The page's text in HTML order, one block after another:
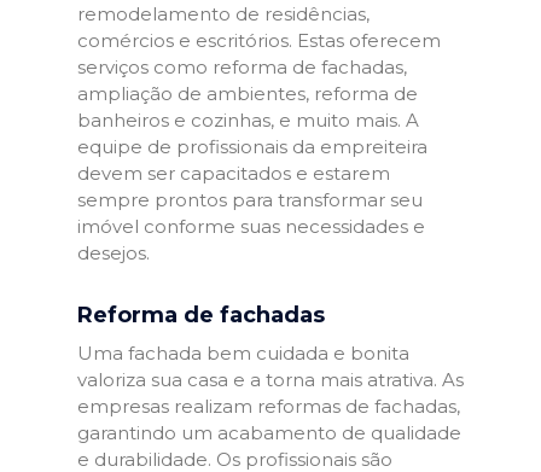
remodelamento de residências,
comércios e escritórios. Estas oferecem
serviços como reforma de fachadas,
ampliação de ambientes, reforma de
banheiros e cozinhas, e muito mais. A
equipe de profissionais da empreiteira
devem ser capacitados e estarem
sempre prontos para transformar seu
imóvel conforme suas necessidades e
desejos.
Reforma de fachadas
Uma fachada bem cuidada e bonita
valoriza sua casa e a torna mais atrativa. As
empresas realizam reformas de fachadas,
garantindo um acabamento de qualidade
e durabilidade. Os profissionais são